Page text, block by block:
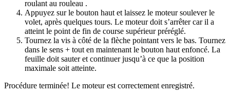
roulant au rouleau .
Appuyez sur le bouton haut et laissez le moteur soulever le
volet, après quelques tours. Le moteur doit s’arrêter car il a
atteint le point de fin de course supérieur préréglé.
Tournez la vis à côté de la flèche pointant vers le bas. Tournez
dans le sens + tout en maintenant le bouton haut enfoncé. La
feuille doit sauter et continuer jusqu’à ce que la position
maximale soit atteinte.
Procédure terminée! Le moteur est correctement enregistré.